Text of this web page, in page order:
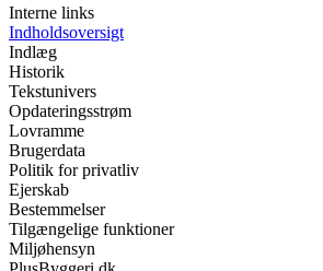
Interne links
Indholdsoversigt
Indlæg
Historik
Tekstunivers
Opdateringsstrøm
Lovramme
Brugerdata
Politik for privatliv
Ejerskab
Bestemmelser
Tilgængelige funktioner
Miljøhensyn